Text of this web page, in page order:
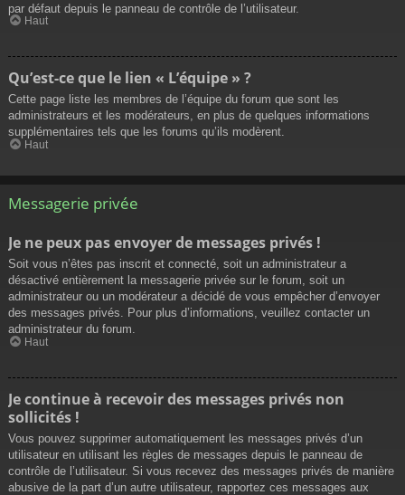
par défaut depuis le panneau de contrôle de l’utilisateur.
Haut
Qu’est-ce que le lien « L’équipe » ?
Cette page liste les membres de l’équipe du forum que sont les
administrateurs et les modérateurs, en plus de quelques informations
supplémentaires tels que les forums qu’ils modèrent.
Haut
Messagerie privée
Je ne peux pas envoyer de messages privés !
Soit vous n’êtes pas inscrit et connecté, soit un administrateur a
désactivé entièrement la messagerie privée sur le forum, soit un
administrateur ou un modérateur a décidé de vous empêcher d’envoyer
des messages privés. Pour plus d’informations, veuillez contacter un
administrateur du forum.
Haut
Je continue à recevoir des messages privés non
sollicités !
Vous pouvez supprimer automatiquement les messages privés d’un
utilisateur en utilisant les règles de messages depuis le panneau de
contrôle de l’utilisateur. Si vous recevez des messages privés de manière
abusive de la part d’un autre utilisateur, rapportez ces messages aux